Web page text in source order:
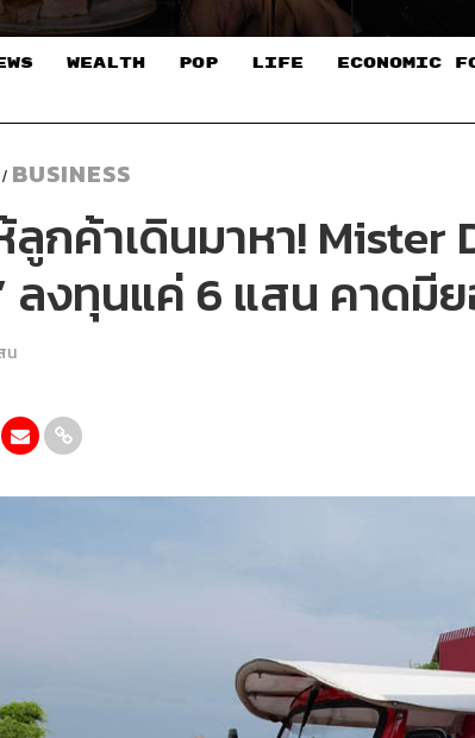
WEALTH POP LIFE ECONOMIC
/ BUSINESS
ลูกค้าเดินมาหา!
ลงทุนแค่ 6 แสน คาดมี
น